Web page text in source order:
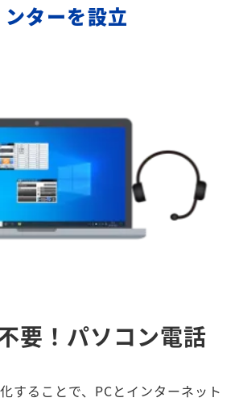
ンターを設立
要！パソコン電話
することで、PCとインターネット